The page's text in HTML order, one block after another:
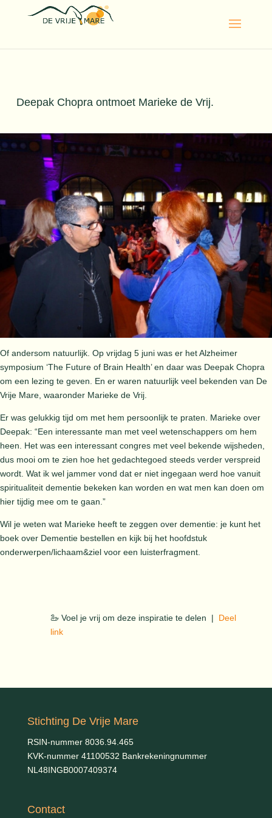
Deepak Chopra ontmoet Marieke de Vrij.
Of andersom natuurlijk. Op vrijdag 5 juni was er het Alzheimer
symposium ‘The Future of Brain Health’ en daar was Deepak Chopra
om een lezing te geven. En er waren natuurlijk veel bekenden van De
Vrije Mare, waaronder Marieke de Vrij.
Er was gelukkig tijd om met hem persoonlijk te praten. Marieke over
Deepak: “Een interessante man met veel wetenschappers om hem
heen. Het was een interessant congres met veel bekende wijsheden,
dus mooi om te zien hoe het gedachtegoed steeds verder verspreid
wordt. Wat ik wel jammer vond dat er niet ingegaan werd hoe vanuit
spiritualiteit dementie bekeken kan worden en wat men kan doen om
hier tijdig mee om te gaan.”
Wil je weten wat Marieke heeft te zeggen over dementie: je kunt het
boek over Dementie bestellen en kijk bij het hoofdstuk
onderwerpen/lichaam&ziel voor een luisterfragment.
🦢 Voel je vrij om deze inspiratie te delen |
Deel
link
Stichting De Vrije Mare
RSIN-nummer 8036.94.465
KVK-nummer 41100532 Bankrekeningnummer
NL48INGB0007409374
Contact